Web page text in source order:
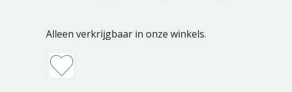
Alleen verkrijgbaar in onze winkels.